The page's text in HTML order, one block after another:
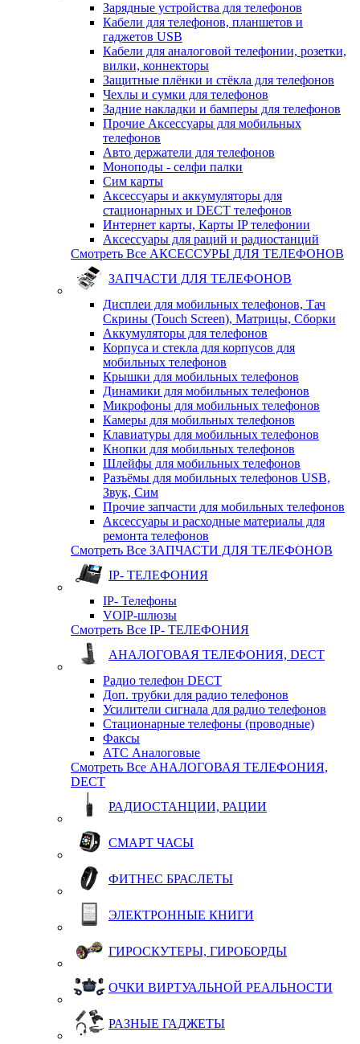
Зарядные устройства для телефонов
Кабели для телефонов, планшетов и
гаджетов USB
Кабели для аналоговой телефонии, розетки,
вилки, коннекторы
Защитные плёнки и стёкла для телефонов
Чехлы и сумки для телефонов
Задние накладки и бамперы для телефонов
Прочие Аксессуары для мобильных
телефонов
Авто держатели для телефонов
Моноподы - селфи палки
Сим карты
Аксессуары и аккумуляторы для
стационарных и DECT телефонов
Интернет карты, Карты IP телефонии
Аксессуары для раций и радиостанций
Смотреть Все АКСЕССУРЫ ДЛЯ ТЕЛЕФОНОВ
ЗАПЧАСТИ ДЛЯ ТЕЛЕФОНОВ
Дисплеи для мобильных телефонов, Тач
Скрины (Touch Screen), Матрицы, Сборки
Аккумуляторы для телефонов
Корпуса и стекла для корпусов для
мобильных телефонов
Крышки для мобильных телефонов
Динамики для мобильных телефонов
Микрофоны для мобильных телефонов
Камеры для мобильных телефонов
Клавиатуры для мобильных телефонов
Кнопки для мобильных телефонов
Шлейфы для мобильных телефонов
Разъёмы для мобильных телефонов USB,
Звук, Сим
Прочие запчасти для мобильных телефонов
Аксессуары и расходные материалы для
ремонта телефонов
Смотреть Все ЗАПЧАСТИ ДЛЯ ТЕЛЕФОНОВ
IP- ТЕЛЕФОНИЯ
IP- Телефоны
VOIP-шлюзы
Смотреть Все IP- ТЕЛЕФОНИЯ
АНАЛОГОВАЯ ТЕЛЕФОНИЯ, DECT
Радио телефон DECT
Доп. трубки для радио телефонов
Усилители сигнала для радио телефонов
Стационарные телефоны (проводные)
Факсы
АТС Аналоговые
Смотреть Все АНАЛОГОВАЯ ТЕЛЕФОНИЯ,
DECT
РАДИОСТАНЦИИ, РАЦИИ
СМАРТ ЧАСЫ
ФИТНЕС БРАСЛЕТЫ
ЭЛЕКТРОННЫЕ КНИГИ
ГИРОСКУТЕРЫ, ГИРОБОРДЫ
ОЧКИ ВИРТУАЛЬНОЙ РЕАЛЬНОСТИ
РАЗНЫЕ ГАДЖЕТЫ